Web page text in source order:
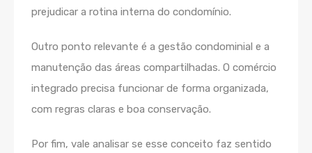
prejudicar a rotina interna do condomínio.
Outro ponto relevante é a gestão condominial e a
manutenção das áreas compartilhadas. O comércio
integrado precisa funcionar de forma organizada,
com regras claras e boa conservação.
Por fim, vale analisar se esse conceito faz sentido